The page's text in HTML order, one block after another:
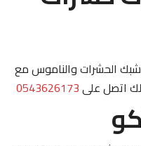
شبك الحشرات والناموس مع
اتصل على0543626173